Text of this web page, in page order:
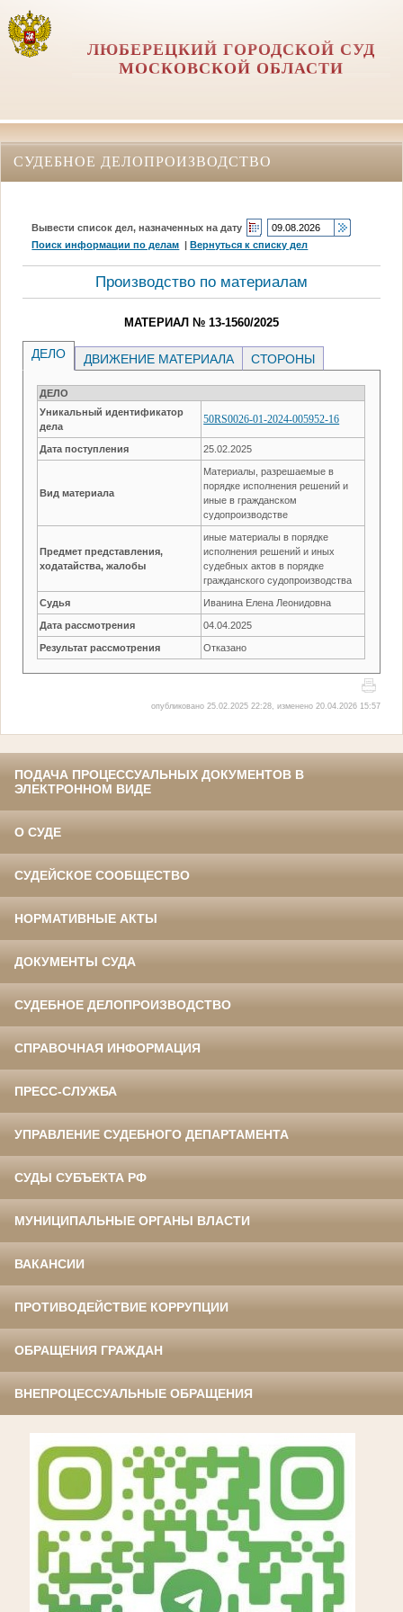
ЛЮБЕРЕЦКИЙ ГОРОДСКОЙ СУД
МОСКОВСКОЙ ОБЛАСТИ
СУДЕБНОЕ ДЕЛОПРОИЗВОДСТВО
Вывести список дел, назначенных на дату
Поиск информации по делам |Вернуться к списку дел
Производство по материалам
МАТЕРИАЛ № 13-1560/2025
ДЕЛО ДВИЖЕНИЕ МАТЕРИАЛА СТОРОНЫ
ДЕЛО
Уникальный идентификатор
дела
50RS0026-01-2024-005952-16
Дата поступления 25.02.2025
Вид материала
Материалы, разрешаемые в
порядке исполнения решений и
иные в гражданском
судопроизводстве
Предмет представления,
ходатайства, жалобы
иные материалы в порядке
исполнения решений и иных
судебных актов в порядке
гражданского судопроизводства
Судья Иванина Елена Леонидовна
Дата рассмотрения 04.04.2025
Результат рассмотрения Отказано
опубликовано 25.02.2025 22:28, изменено 20.04.2026 15:57
ПОДАЧА ПРОЦЕССУАЛЬНЫХ ДОКУМЕНТОВ В
ЭЛЕКТРОННОМ ВИДЕ
О СУДЕ
СУДЕЙСКОЕ СООБЩЕСТВО
НОРМАТИВНЫЕ АКТЫ
ДОКУМЕНТЫ СУДА
СУДЕБНОЕ ДЕЛОПРОИЗВОДСТВО
СПРАВОЧНАЯ ИНФОРМАЦИЯ
ПРЕСС-СЛУЖБА
УПРАВЛЕНИЕ СУДЕБНОГО ДЕПАРТАМЕНТА
СУДЫ СУБЪЕКТА РФ
МУНИЦИПАЛЬНЫЕ ОРГАНЫ ВЛАСТИ
ВАКАНСИИ
ПРОТИВОДЕЙСТВИЕ КОРРУПЦИИ
ОБРАЩЕНИЯ ГРАЖДАН
ВНЕПРОЦЕССУАЛЬНЫЕ ОБРАЩЕНИЯ